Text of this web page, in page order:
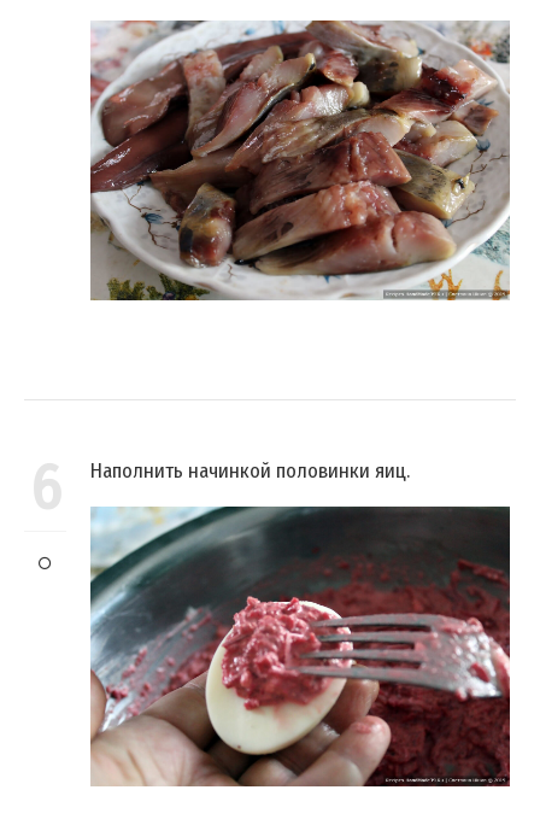
6 Наполнить начинкой половинки яиц.